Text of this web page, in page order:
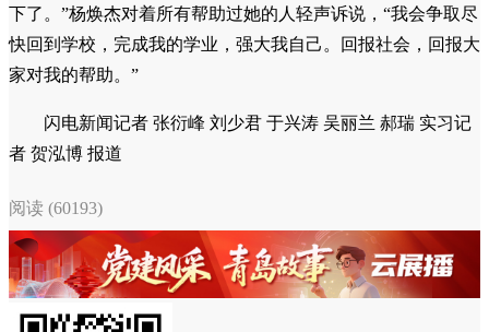
下了。”杨焕杰对着所有帮助过她的人轻声诉说，“我会争取尽
快回到学校，完成我的学业，强大我自己。回报社会，回报大
家对我的帮助。”
闪电新闻记者 张衍峰 刘少君 于兴涛 吴丽兰 郝瑞 实习记
者 贺泓博 报道
阅读 (60193)